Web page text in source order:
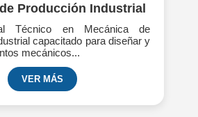
Producción Industrial
Técnico en Mecánica de
capacitado para diseñar y
mecánicos...
VER MÁS